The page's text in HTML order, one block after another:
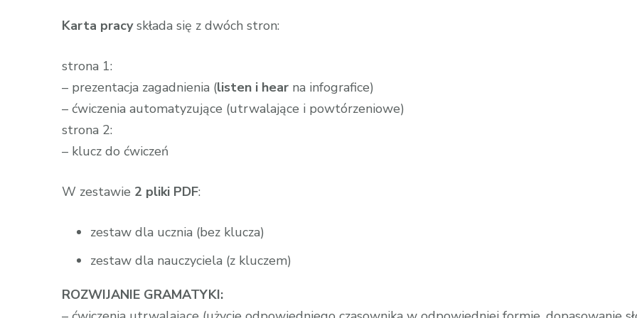
Karta pracyskłada się z dwóch stron:
strona 1:
– prezentacja zagadnienia (listen i hear na infografice)
– ćwiczenia automatyzujące (utrwalające i powtórzeniowe)
strona 2:
– klucz do ćwiczeń
W zestawie 2 pliki PDF:
zestaw dla ucznia (bez klucza)
zestaw dla nauczyciela (z kluczem)
ROZWIJANIE GRAMATYKI: